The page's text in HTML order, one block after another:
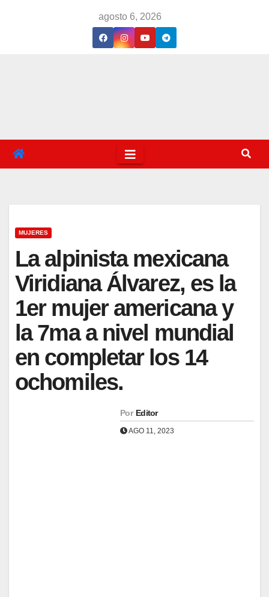
agosto 6, 2026
MUJERES
La alpinista mexicana
Viridiana Álvarez, es la
1er mujer americana y
la 7ma a nivel mundial
en completar los 14
ochomiles.
Por Editor
AGO 11, 2023